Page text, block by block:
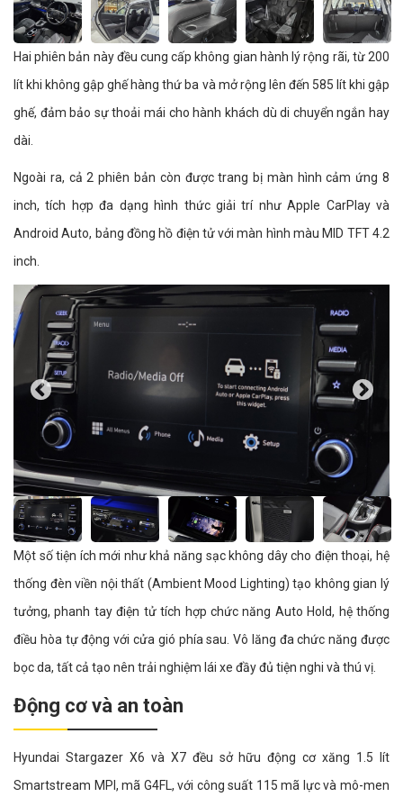
Hai phiên bản này đều cung cấp không gian hành lý rộng rãi, từ 200
lít khi không gập ghế hàng thứ ba và mở rộng lên đến 585 lít khi gập
ghế, đảm bảo sự thoải mái cho hành khách dù di chuyển ngắn hay
dài.
Ngoài ra, cả 2 phiên bản còn được trang bị màn hình cảm ứng 8
inch, tích hợp đa dạng hình thức giải trí như Apple CarPlay và
Android Auto, bảng đồng hồ điện tử với màn hình màu MID TFT 4.2
inch.
Một số tiện ích mới như khả năng sạc không dây cho điện thoại, hệ
thống đèn viền nội thất (Ambient Mood Lighting) tạo không gian lý
tưởng, phanh tay điện tử tích hợp chức năng Auto Hold, hệ thống
điều hòa tự động với cửa gió phía sau. Vô lăng đa chức năng được
bọc da, tất cả tạo nên trải nghiệm lái xe đầy đủ tiện nghi và thú vị.
Động cơ và an toàn
Hyundai Stargazer X6 và X7 đều sở hữu động cơ xăng 1.5 lít
Smartstream MPI, mã G4FL, với công suất 115 mã lực và mô-men